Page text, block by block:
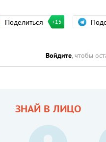
Поделиться +15
Войдите, чтобы
ЗНАЙ В ЛИЦО